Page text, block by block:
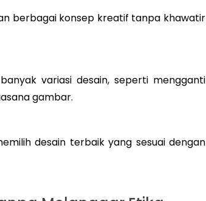
berbagai konsep kreatif tanpa khawatir
variasi desain, seperti mengganti
gambar.
desain terbaik yang sesuai dengan